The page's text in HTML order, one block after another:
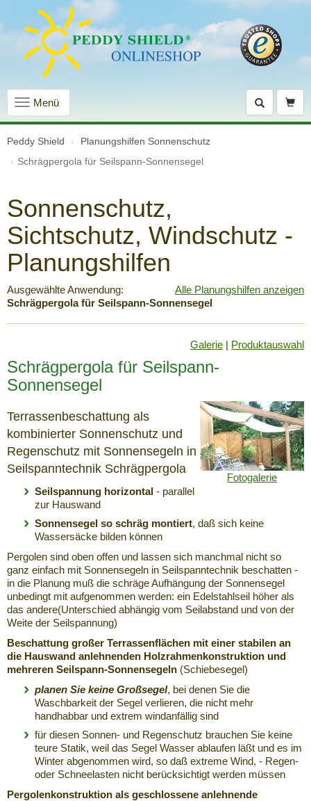
Navigation
einblenden
Menü
Peddy Shield
Planungshilfen Sonnenschutz
Schrägpergola für Seilspann-Sonnensegel
Sonnenschutz,
Sichtschutz, Windschutz -
Planungshilfen
Alle Planungshilfen anzeigen
Ausgewählte Anwendung:
Schrägpergola für Seilspann-Sonnensegel
Galerie | Produktauswahl
Schrägpergola für Seilspann-
Sonnensegel
Fotogalerie
Terrassenbeschattung als
kombinierter Sonnenschutz und
Regenschutz mit Sonnensegeln in
Seilspanntechnik Schrägpergola
Seilspannung horizontal - parallel
zur Hauswand
Sonnensegel so schräg montiert, daß sich keine
Wassersäcke bilden können
Pergolen sind oben offen und lassen sich manchmal nicht so
ganz einfach mit Sonnensegeln in Seilspanntechnik beschatten -
in die Planung muß die schräge Aufhängung der Sonnensegel
unbedingt mit aufgenommen werden: ein Edelstahlseil höher als
das andere(Unterschied abhängig vom Seilabstand und von der
Weite der Seilspannung)
Beschattung großer Terrassenflächen mit einer stabilen an
die Hauswand anlehnenden Holzrahmenkonstruktion und
mehreren Seilspann-Sonnensegeln (Schiebesegel)
planen Sie keine Großsegel, bei denen Sie die
Waschbarkeit der Segel verlieren, die nicht mehr
handhabbar und extrem windanfällig sind
für diesen Sonnen- und Regenschutz brauchen Sie keine
teure Statik, weil das Segel Wasser ablaufen läßt und es im
Winter abgenommen wird, so daß extreme Wind, - Regen-
oder Schneelasten nicht berücksichtigt werden müssen
Pergolenkonstruktion als geschlossene anlehnende